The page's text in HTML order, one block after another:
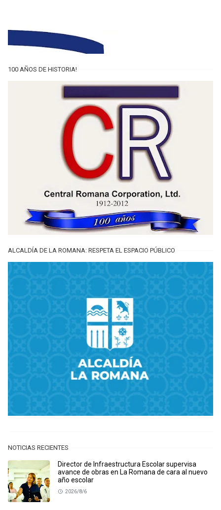
100 AÑOS DE HISTORIA!
ALCALDÍA DE LA ROMANA: RESPETA EL ESPACIO PÚBLICO
NOTICIAS RECIENTES
Director de Infraestructura Escolar supervisa
avance de obras en La Romana de cara al nuevo
año escolar
2026/8/6